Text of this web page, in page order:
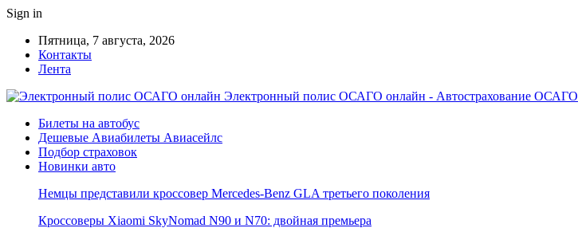
Sign in
Пятница, 7 августа, 2026
Контакты
Лента
Электронный полис ОСАГО онлайн - Автострахование ОСАГО
Билеты на автобус
Дешевые Авиабилеты Авиасейлс
Подбор страховок
Новинки авто
Немцы представили кроссовер Mercedes-Benz GLA третьего поколения
Кроссоверы Xiaomi SkyNomad N90 и N70: двойная премьера